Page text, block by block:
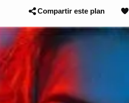
Compartir este plan